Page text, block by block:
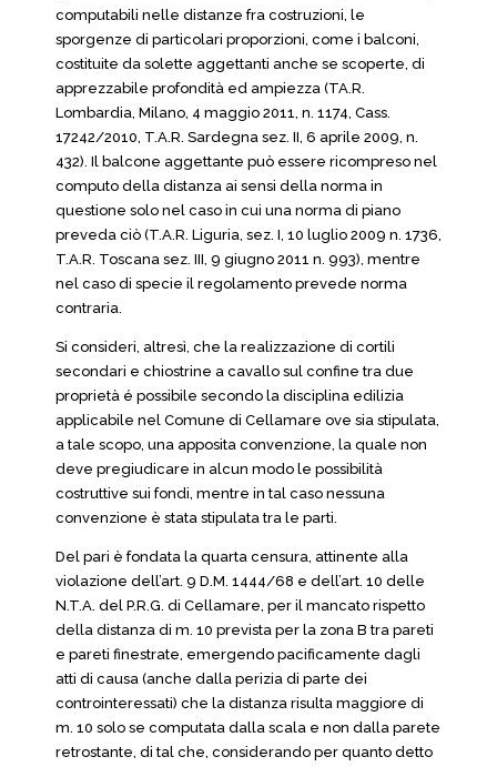
computabili nelle distanze fra costruzioni, le
sporgenze di particolari proporzioni, come i balconi,
costituite da solette aggettanti anche se scoperte, di
apprezzabile profondità ed ampiezza (TA.R.
Lombardia, Milano, 4 maggio 2011, n. 1174, Cass.
17242/2010, T.A.R. Sardegna sez. II, 6 aprile 2009, n.
432). Il balcone aggettante può essere ricompreso nel
computo della distanza ai sensi della norma in
questione solo nel caso in cui una norma di piano
preveda ciò (T.A.R. Liguria, sez. I, 10 luglio 2009 n. 1736,
T.A.R. Toscana sez. III, 9 giugno 2011 n. 993), mentre
nel caso di specie il regolamento prevede norma
contraria.
Si consideri, altresì, che la realizzazione di cortili
secondari e chiostrine a cavallo sul confine tra due
proprietà é possibile secondo la disciplina edilizia
applicabile nel Comune di Cellamare ove sia stipulata,
a tale scopo, una apposita convenzione, la quale non
deve pregiudicare in alcun modo le possibilità
costruttive sui fondi, mentre in tal caso nessuna
convenzione è stata stipulata tra le parti.
Del pari è fondata la quarta censura, attinente alla
violazione dell’art. 9 D.M. 1444/68 e dell’art. 10 delle
N.T.A. del P.R.G. di Cellamare, per il mancato rispetto
della distanza di m. 10 prevista per la zona B tra pareti
e pareti finestrate, emergendo pacificamente dagli
atti di causa (anche dalla perizia di parte dei
controinteressati) che la distanza risulta maggiore di
m. 10 solo se computata dalla scala e non dalla parete
retrostante, di tal che, considerando per quanto detto